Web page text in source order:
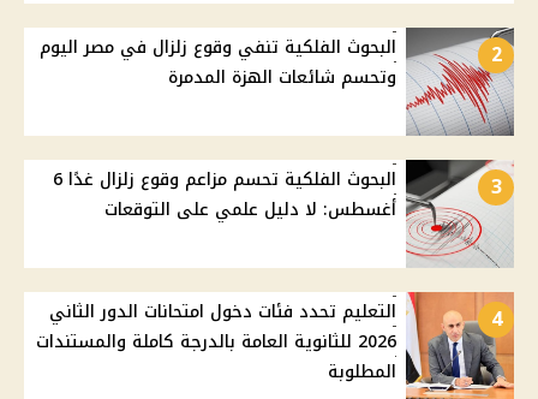
2
البحوث الفلكية تنفي وقوع زلزال في مصر اليوم
وتحسم شائعات الهزة المدمرة
3
البحوث الفلكية تحسم مزاعم وقوع زلزال غدًا 6
أغسطس: لا دليل علمي على التوقعات
4
التعليم تحدد فئات دخول امتحانات الدور الثاني
2026 للثانوية العامة بالدرجة كاملة والمستندات
المطلوبة